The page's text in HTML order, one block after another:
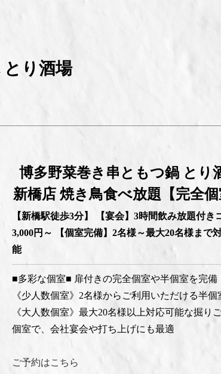
とり酒場
博多野菜巻き串ともつ鍋 とり
新橋店 焼き鳥食べ放題【完全個
【新橋駅徒歩3分】 【宴会】3時間飲み放題付き
3,000円～ 【個室完備】2名様～最大20名様まで
能
■多彩な個室■ 扉付きの完全個室や半個室を完備
《少人数個室》2名様からご利用いただける半個
《大人数個室》最大20名様以上対応可能な掘り
個室で、会社宴会や打ち上げにも最適
ご予約はこちら